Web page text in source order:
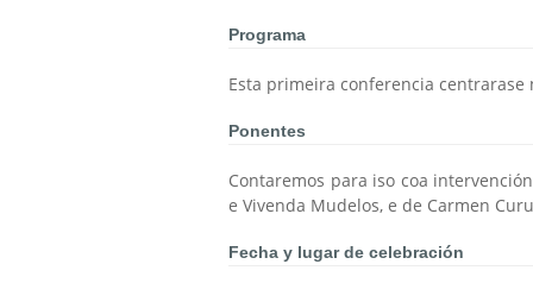
Programa
Esta primeira conferencia
Ponentes
Contaremos para iso coa
e Vivenda Mudelos, e de Carmen
Fecha y lugar de celebración